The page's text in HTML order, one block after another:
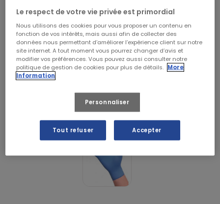
Le respect de votre vie privée est primordial
Nous utilisons des cookies pour vous proposer un contenu en
fonction de vos intérêts, mais aussi afin de collecter des
données nous permettant d’améliorer l’expérience client sur notre
site internet. A tout moment vous pourrez changer d’avis et
modifier vos préférences. Vous pouvez aussi consulter notre
politique de gestion de cookies pour plus de détails. More
Information
Personnaliser
Tout refuser Accepter